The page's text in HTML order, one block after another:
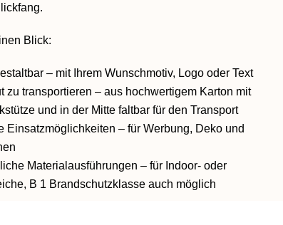
Blick:
– mit Ihrem Wunschmotiv, Logo oder Text
zu transportieren – aus hochwertigem Karton mit
und in der Mitte faltbar für den Transport
Einsatzmöglichkeiten – für Werbung, Deko und
Materialausführungen– für Indoor- oder
B 1 Brandschutzklasse auch möglich